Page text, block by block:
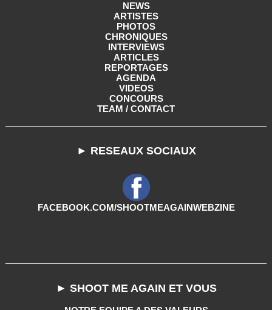
NEWS
ARTISTES
PHOTOS
CHRONIQUES
INTERVIEWS
ARTICLES
REPORTAGES
AGENDA
VIDEOS
CONCOURS
TEAM / CONTACT
► RESEAUX SOCIAUX
FACEBOOK.COM/SHOOTMEAGAINWEBZINE
► SHOOT ME AGAIN ET VOUS